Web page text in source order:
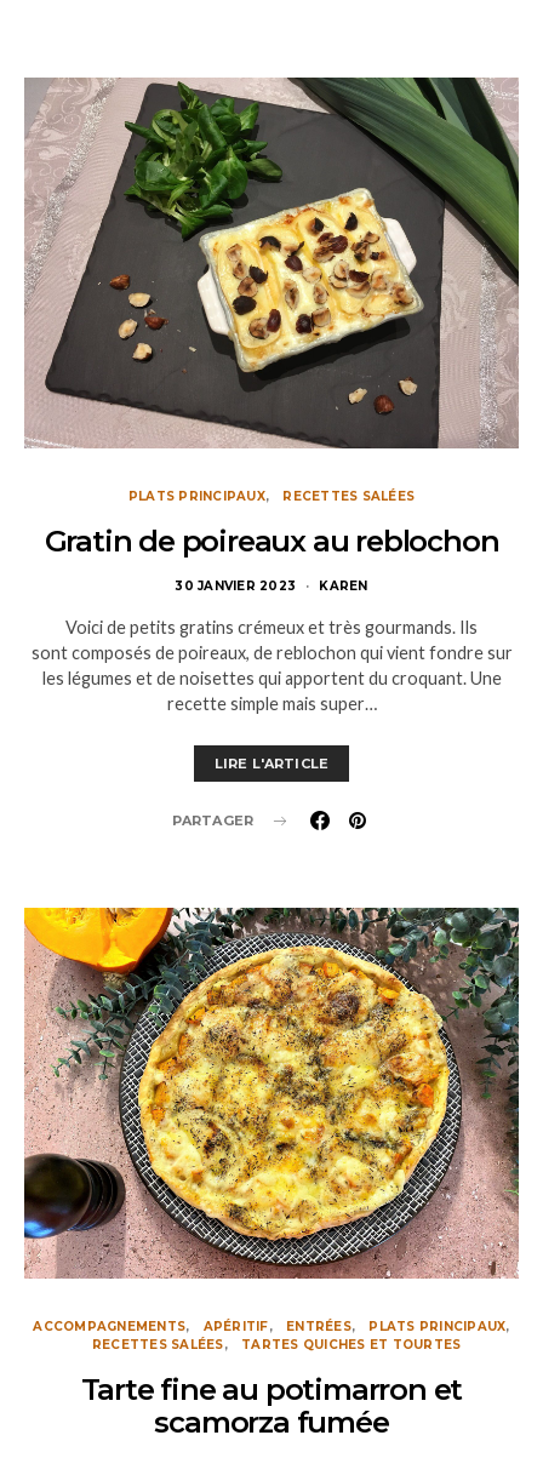
PLATS PRINCIPAUX RECETTES SALÉES
Gratin de poireaux au reblochon
30 JANVIER 2023 KAREN
Voici de petits gratins crémeux et très gourmands. Ils
sont composés de poireaux, de reblochon qui vient fondre sur
les légumes et de noisettes qui apportent du croquant. Une
recette simple mais super…
LIRE L'ARTICLE
PARTAGER
ACCOMPAGNEMENTS APÉRITIF ENTRÉES
PLATS PRINCIPAUX
RECETTES SALÉES
TARTES QUICHES ET TOURTES
Tarte fine au potimarron et
scamorza fumée